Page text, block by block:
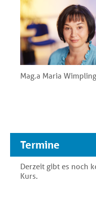
Mag.a Maria
Termine
Derzeit gibt es noch
Kurs.